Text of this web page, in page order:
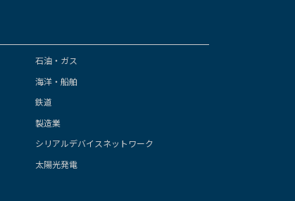
石油・ガス
海洋・船舶
鉄道
製造業
シリアルデバイスネットワーク
太陽光発電